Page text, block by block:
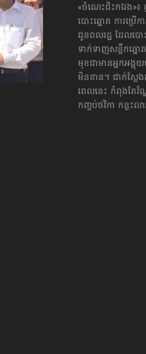
«ចំណេះ​ជិះ​ក​ឯង»៖
បោះឆ្នោត ការប្រើ
ជូនពលរដ្ឋ ដែលបោ
ទាក់ទាញសន្លឹក​ឆ្ន
មុខជា​មានអ្នក​អង្គុយ​
មិនខាន។ ជាក់ស្ដែ
ពេលនេះ ​កំពុង​តែវ័
កញ្ចប់ថវិកា កន្លះល